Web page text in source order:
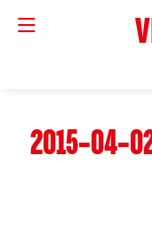
2015-04-